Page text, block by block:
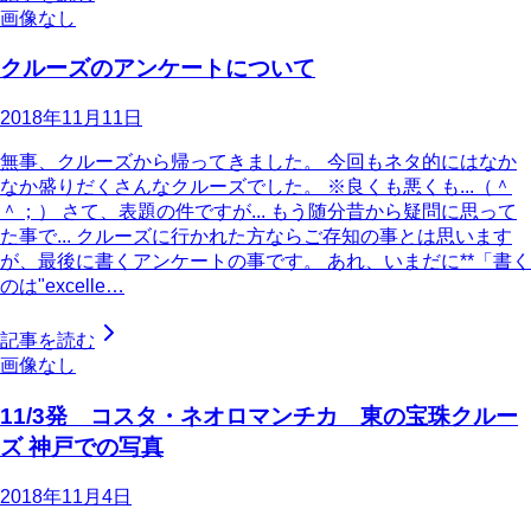
画像なし
クルーズのアンケートについて
2018年11月11日
無事、クルーズから帰ってきました。 今回もネタ的にはなか
なか盛りだくさんなクルーズでした。 ※良くも悪くも...（＾
＾；） さて、表題の件ですが... もう随分昔から疑問に思って
た事で... クルーズに行かれた方ならご存知の事とは思います
が、最後に書くアンケートの事です。 あれ、いまだに**「書く
のは"excelle…
記事を読む
画像なし
11/3発 コスタ・ネオロマンチカ 東の宝珠クルー
ズ 神戸での写真
2018年11月4日